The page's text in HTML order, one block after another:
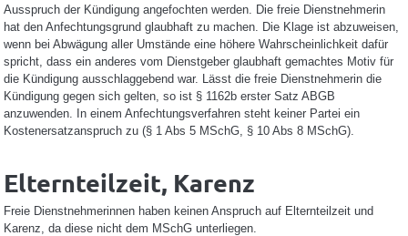
Ausspruch der Kündigung angefochten werden. Die freie Dienstnehmerin
hat den Anfechtungsgrund glaubhaft zu machen. Die Klage ist abzuweisen,
wenn bei Abwägung aller Umstände eine höhere Wahrscheinlichkeit dafür
spricht, dass ein anderes vom Dienstgeber glaubhaft gemachtes Motiv für
die Kündigung ausschlaggebend war. Lässt die freie Dienstnehmerin die
Kündigung gegen sich gelten, so ist § 1162b erster Satz ABGB
anzuwenden. In einem Anfechtungsverfahren steht keiner Partei ein
Kostenersatzanspruch zu (§ 1 Abs 5 MSchG, § 10 Abs 8 MSchG).
Elternteilzeit, Karenz
Freie Dienstnehmerinnen haben keinen Anspruch auf Elternteilzeit und
Karenz, da diese nicht dem MSchG unterliegen.